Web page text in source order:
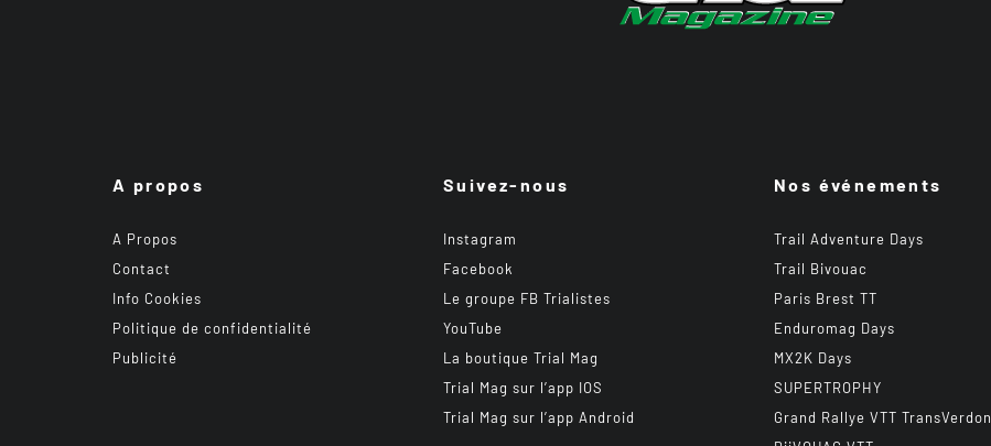
A propos
A Propos
Contact
Info Cookies
Politique de confidentialité
Publicité
Suivez-nous
Instagram
Facebook
Le groupe FB Trialistes
YouTube
La boutique Trial Mag
Trial Mag sur l’app IOS
Trial Mag sur l’app Android
Nos événements
Trail Adventure Days
Trail Bivouac
Paris Brest TT
Enduromag Days
MX2K Days
SUPERTROPHY
Grand Rallye VTT TransVerdon